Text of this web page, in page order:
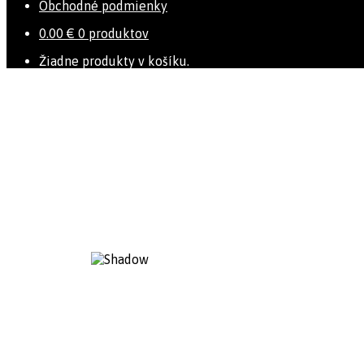
Obchodné podmienky
0.00 € 0 produktov
Žiadne produkty v košíku.